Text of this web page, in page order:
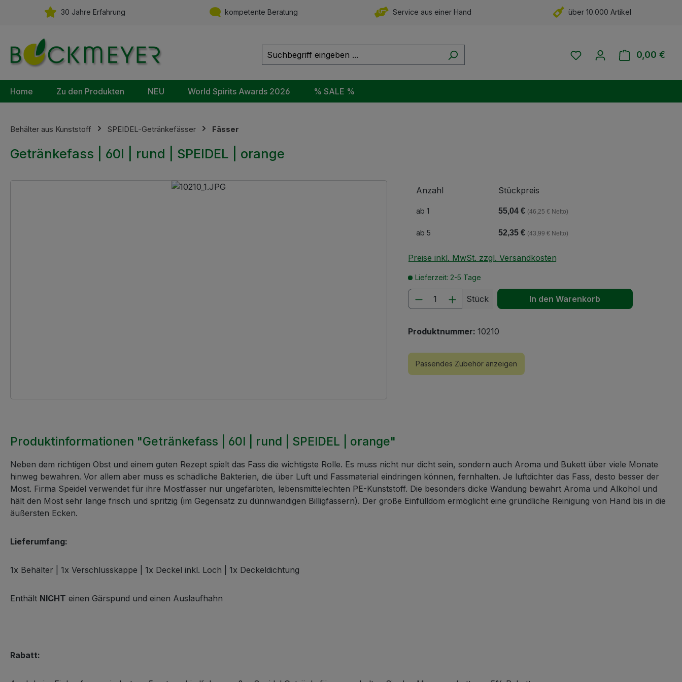
Hauptinhalt springen
Zur Suche springen
Zur Hauptnavigation springen
30 Jahre Erfahrung kompetente Beratung Service aus einer Hand über 10.000 Artikel
Du hast 0 Produkte auf
0,00 €
Home Zu den Produkten NEU World Spirits Awards 2026 % SALE %
Behälter aus Kunststoff SPEIDEL-Getränkefässer Fässer
Getränkefass | 60l | rund | SPEIDEL | orange
Anzahl Stückpreis
ab 1 55,04 € (46,25 € Netto)
ab 5 52,35 € (43,99 € Netto)
Preise inkl. MwSt. zzgl. Versandkosten
Lieferzeit: 2-5 Tage
Produkt Anzahl: Gib den gewünschten Wert
Stück In den Warenkorb
Produktnummer: 10210
Passendes Zubehör anzeigen
Produktinformationen "Getränkefass | 60l | rund | SPEIDEL | orange"
Neben dem richtigen Obst und einem guten Rezept spielt das Fass die wichtigste Rolle. Es muss nicht nur dicht sein, sondern auch Aroma und Bukett über viele Monate
hinweg bewahren. Vor allem aber muss es schädliche Bakterien, die über Luft und Fassmaterial eindringen können, fernhalten. Je luftdichter das Fass, desto besser der
Most. Firma Speidel verwendet für ihre Mostfässer nur ungefärbten, lebensmittelechten PE-Kunststoff. Die besonders dicke Wandung bewahrt Aroma und Alkohol und
hält den Most sehr lange frisch und spritzig (im Gegensatz zu dünnwandigen Billigfässern). Der große Einfülldom ermöglicht eine gründliche Reinigung von Hand bis in die
äußersten Ecken.
Lieferumfang:
1x Behälter | 1x Verschlusskappe | 1x Deckel inkl. Loch | 1x Deckeldichtung
Enthält NICHT einen Gärspund und einen Auslaufhahn
Rabatt: